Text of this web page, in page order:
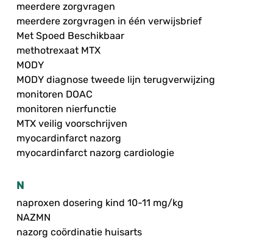
meerdere zorgvragen
meerdere zorgvragen in één verwijsbrief
Met Spoed Beschikbaar
methotrexaat MTX
MODY
MODY diagnose tweede lijn terugverwijzing
monitoren DOAC
monitoren nierfunctie
MTX veilig voorschrijven
myocardinfarct nazorg
myocardinfarct nazorg cardiologie
N
naproxen dosering kind 10-11 mg/kg
NAZMN
nazorg coördinatie huisarts